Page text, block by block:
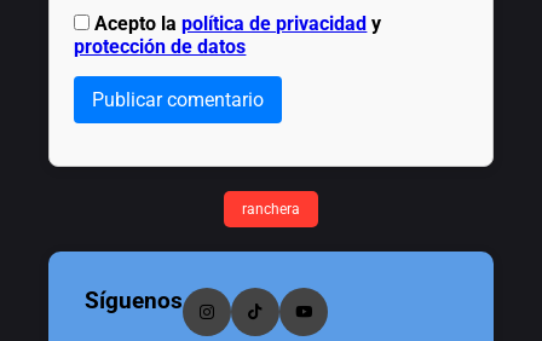
Acepto lapolítica de privacidad y
protección de datos
Publicar comentario
ranchera
Síguenos